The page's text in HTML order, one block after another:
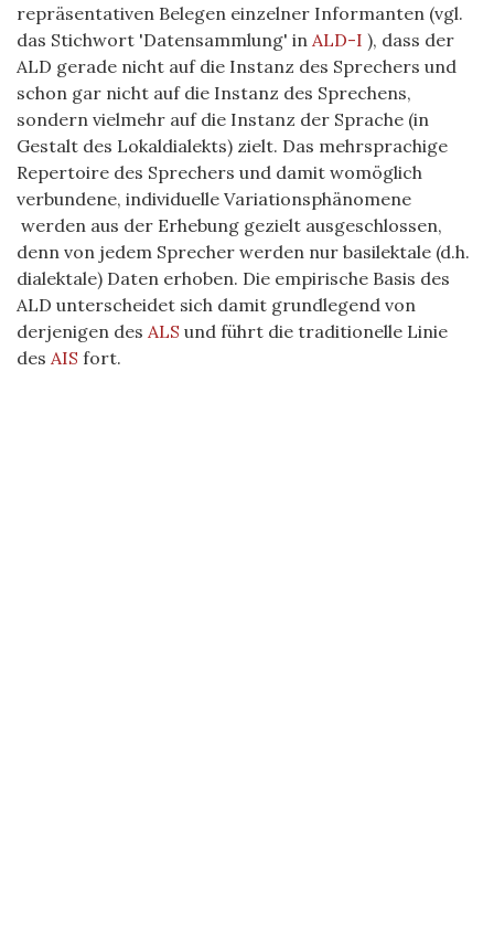
repräsentativen Belegen einzelner Informanten (vgl.
das Stichwort 'Datensammlung' in ALD-I ), dass der
ALD gerade nicht auf die Instanz des Sprechers und
schon gar nicht auf die Instanz des Sprechens,
sondern vielmehr auf die Instanz der Sprache (in
Gestalt des Lokaldialekts) zielt. Das mehrsprachige
Repertoire des Sprechers und damit womöglich
verbundene, individuelle Variationsphänomene
werden aus der Erhebung gezielt ausgeschlossen,
denn von jedem Sprecher werden nur basilektale (d.h.
dialektale) Daten erhoben. Die empirische Basis des
ALD unterscheidet sich damit grundlegend von
derjenigen des ALS und führt die traditionelle Linie
des AIS fort.